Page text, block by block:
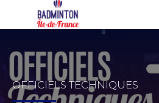
OFFICIELS TECHNIQUES